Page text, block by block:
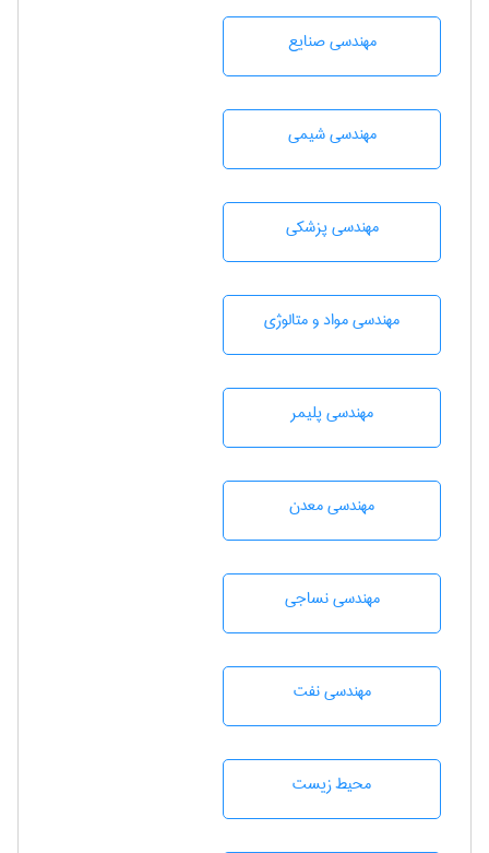
مهندسی صنايع
مهندسي شيمی
مهندسی پزشکی
مهندسی مواد و متالوژی
مهندسی پليمر
مهندسی معدن
مهندسي نساجی
مهندسی نفت
محيط زيست